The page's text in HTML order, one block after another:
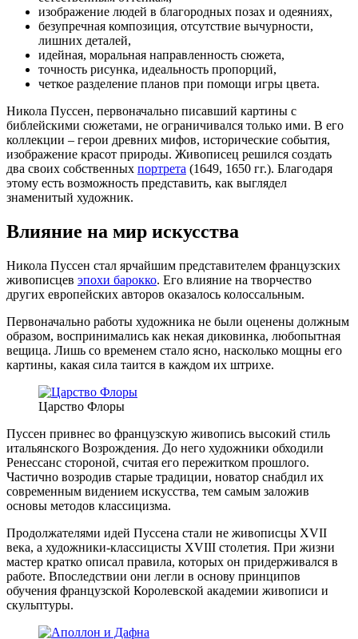
изображение людей в благородных позах и одеяниях,
безупречная композиция, отсутствие вычурности,
лишних деталей,
идейная, моральная направленность сюжета,
точность рисунка, идеальность пропорций,
четкое разделение планов при помощи игры цвета.
Никола Пуссен, первоначально писавший картины с
библейскими сюжетами, не ограничивался только ими. В его
коллекции – герои древних мифов, исторические события,
изображение красот природы. Живописец решился создать
два своих собственных портрета (1649, 1650 гг.). Благодаря
этому есть возможность представить, как выглядел
знаменитый художник.
Влияние на мир искусства
Никола Пуссен стал ярчайшим представителем французских
живописцев эпохи барокко. Его влияние на творчество
других европейских авторов оказалось колоссальным.
Первоначально работы художника не были оценены должным
образом, воспринимались как некая диковинка, любопытная
вещица. Лишь со временем стало ясно, насколько мощны его
картины, какая сила таится в каждом их штрихе.
Царство Флоры
Пуссен привнес во французскую живопись высокий стиль
итальянского Возрождения. До него художники обходили
Ренессанс стороной, считая его пережитком прошлого.
Частично возродив старые традиции, новатор снабдил их
современным видением искусства, тем самым заложив
основы методов классицизма.
Продолжателями идей Пуссена стали не живописцы XVII
века, а художники-классицисты XVIII столетия. При жизни
мастер кратко описал правила, которых он придерживался в
работе. Впоследствии они легли в основу принципов
обучения французской Королевской академии живописи и
скульптуры.